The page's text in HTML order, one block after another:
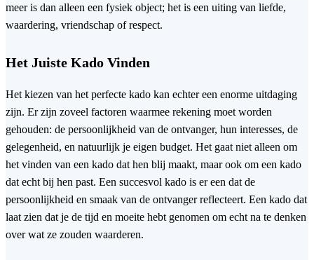
meer is dan alleen een fysiek object; het is een uiting van liefde,
waardering, vriendschap of respect.
Het Juiste Kado Vinden
Het kiezen van het perfecte kado kan echter een enorme uitdaging
zijn. Er zijn zoveel factoren waarmee rekening moet worden
gehouden: de persoonlijkheid van de ontvanger, hun interesses, de
gelegenheid, en natuurlijk je eigen budget. Het gaat niet alleen om
het vinden van een kado dat hen blij maakt, maar ook om een kado
dat echt bij hen past. Een succesvol kado is er een dat de
persoonlijkheid en smaak van de ontvanger reflecteert. Een kado dat
laat zien dat je de tijd en moeite hebt genomen om echt na te denken
over wat ze zouden waarderen.